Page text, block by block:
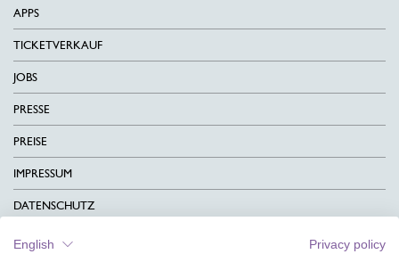
APPS
TICKETVERKAUF
JOBS
PRESSE
PREISE
IMPRESSUM
DATENSCHUTZ
KONTAKT
English Privacy policy